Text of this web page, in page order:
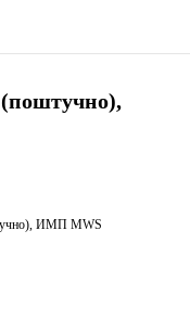
ИМП MWS